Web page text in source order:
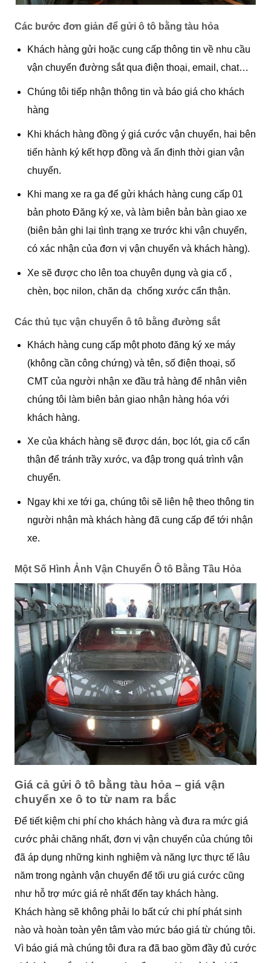
Các bước đơn giản để gửi ô tô bằng tàu hỏa
Khách hàng gửi hoặc cung cấp thông tin về nhu cầu
vận chuyển đường sắt qua điện thoại, email, chat…
Chúng tôi tiếp nhận thông tin và báo giá cho khách
hàng
Khi khách hàng đồng ý giá cước vận chuyển, hai bên
tiến hành ký kết hợp đồng và ấn định thời gian vận
chuyển.
Khi mang xe ra ga để gửi khách hàng cung cấp 01
bản photo Đăng ký xe, và làm biên bản bàn giao xe
(biên bản ghi lại tình trạng xe trước khi vận chuyển,
có xác nhận của đơn vị vận chuyển và khách hàng).
Xe sẽ được cho lên toa chuyên dụng và gia cố ,
chèn, bọc nilon, chăn dạ chống xước cẩn thận.
Các thủ tục vận chuyển ô tô bằng đường sắt
Khách hàng cung cấp một photo đăng ký xe máy
(không cần công chứng) và tên, số điện thoại, số
CMT của người nhận xe đầu trả hàng để nhân viên
chúng tôi làm biên bản giao nhận hàng hóa với
khách hàng.
Xe của khách hàng sẽ được dán, bọc lót, gia cố cẩn
thận để tránh trầy xước, va đập trong quá trình vận
chuyển.
Ngay khi xe tới ga, chúng tôi sẽ liên hệ theo thông tin
người nhận mà khách hàng đã cung cấp để tới nhận
xe.
Một Số Hình Ảnh Vận Chuyển Ô tô Bằng Tầu Hỏa
Giá cả gửi ô tô bằng tàu hỏa – giá vận
chuyển xe ô to từ nam ra bắc
Để tiết kiệm chi phí cho khách hàng và đưa ra mức giá
cước phải chăng nhất, đơn vị vận chuyển của chúng tôi
đã áp dụng những kinh nghiệm và năng lực thực tế lâu
năm trong ngành vận chuyển để tối ưu giá cước cũng
như hỗ trợ mức giá rẻ nhất đến tay khách hàng.
Khách hàng sẽ không phải lo bất cứ chi phí phát sinh
nào và hoàn toàn yên tâm vào mức báo giá từ chúng tôi.
Vì báo giá mà chúng tôi đưa ra đã bao gồm đầy đủ cước